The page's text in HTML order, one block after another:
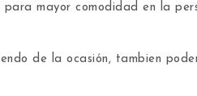
mayor comodidad en la
de la ocasión, tambien